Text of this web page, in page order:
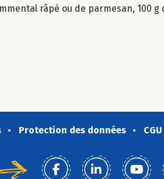
râpé ou de parmesan, 100 g
Protection des données CGU